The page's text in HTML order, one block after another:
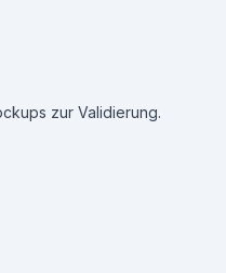
zur Validierung.